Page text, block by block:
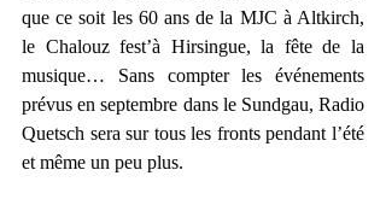
que ce soit les 60 ans de la MJC à Altkirch,
le Chalouz fest’à Hirsingue, la fête de la
musique… Sans compter les événements
prévus en septembre dans le Sundgau, Radio
Quetsch sera sur tous les fronts pendant l’été
et même un peu plus.